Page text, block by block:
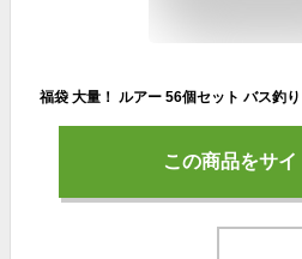
この商品をサ